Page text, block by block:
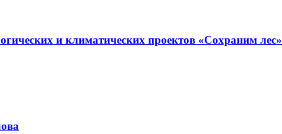
и климатических проектов «Сохраним лес»